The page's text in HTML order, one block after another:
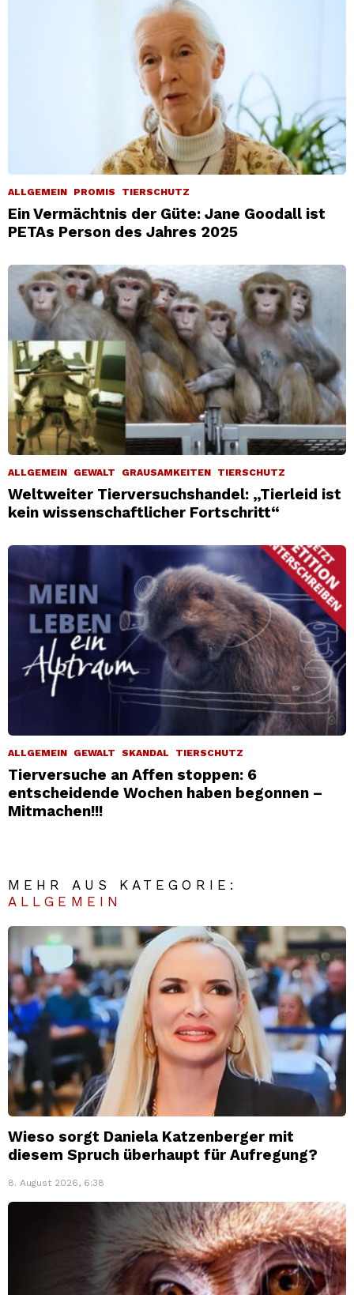
ALLGEMEIN PROMIS TIERSCHUTZ
Ein Vermächtnis der Güte: Jane Goodall ist
PETAs Person des Jahres 2025
ALLGEMEIN GEWALT GRAUSAMKEITEN TIERSCHUTZ
Weltweiter Tierversuchshandel: „Tierleid ist
kein wissenschaftlicher Fortschritt“
ALLGEMEIN GEWALT SKANDAL TIERSCHUTZ
Tierversuche an Affen stoppen: 6
entscheidende Wochen haben begonnen –
Mitmachen!!!
MEHR AUS KATEGORIE:
ALLGEMEIN
Wieso sorgt Daniela Katzenberger mit
diesem Spruch überhaupt für Aufregung?
8. August 2026, 6:38